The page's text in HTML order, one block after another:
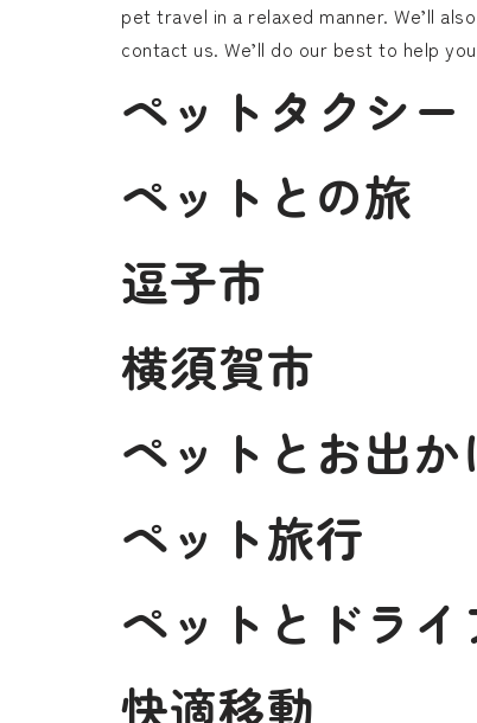
pet travel in a relaxed manner. We’ll
contact us. We’ll do our best to help
ペットタクシー
ペットとの旅
逗子市
横須賀市
ペットとお出か
ペット旅行
ペットとドライ
快適移動